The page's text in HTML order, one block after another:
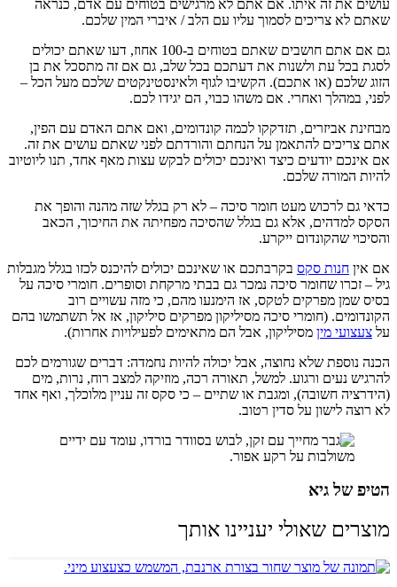
עושים את זה איתו. אם אתם לא מרגישים בטוחים עם אדם, כנראה
שאתם לא צריכים לסמוך עליו עם הלב / איברי המין שלכם.
גם אם אתם חושבים שאתם בטוחים ב-100 אחוז, דעו שאתם יכולים
לסגת בכל עת ולשנות את דעתכם בכל שלב, גם אם זה מתסכל את בן
הזוג שלכם (או אתכם). הקשיבו לגוף ולאינסטינקטים שלכם מעל הכל –
לפני, במהלך ואחרי. אם משהו כבוי, הם יגידו לכם.
מבחינת אביזרים, תזדקקו לכמה קונדומים, ואם אתם האדם עם הפין,
אתם צריכים להתאמן על הנחתם והורדתם לפני שאתם עושים את זה.
אם אינכם יודעים כיצד ואינכם יכולים לבקש עצות מאף אחד, תנו ליוטיוב
להיות המורה שלכם.
כדאי גם לרכוש מעט חומר סיכה – לא רק בגלל שזה מהנה והופך את
הסקס למדהים, אלא גם בגלל שהסיכה מפחיתה את החיכוך, הכאב
והסיכוי שהקונדום ייקרע.
אם אין חנות סקס בקרבתכם או שאינכם יכולים להיכנס לכזו בגלל מגבלות
גיל – זכרו שחומר סיכה נמכר גם בבתי מרקחת וסופרים. חומרי סיכה על
בסיס שמן מפרקים לטקס, אז הימנעו מהם, כי מזה עשויים רוב
הקונדומים. (חומרי סיכה מסיליקון מפרקים סיליקון, אז אל תשתמשו בהם
על צעצועי מין מסיליקון, אבל הם מתאימים לפעילויות אחרות).
הכנה נוספת שלא נחוצה, אבל יכולה להיות נחמדה: דברים שגורמים לכם
להרגיש נעים ורגוע. למשל, תאורה רכה, מוזיקה ל​​מצב רוח, נרות, מים
(הידרציה חשובה), ומגבת או שתיים – כי סקס זה עניין מלוכלך, ואף אחד
לא רוצה לישון על סדין רטוב.
הטיפ של גיא
מוצרים שאולי יעניינו אותך